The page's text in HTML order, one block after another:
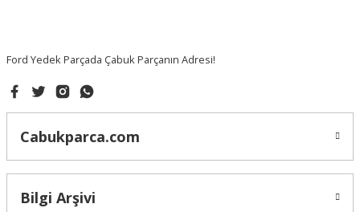
Gönder
Ford Yedek Parçada Çabuk Parçanın Adresi!
Cabukparca.com
Bilgi Arşivi